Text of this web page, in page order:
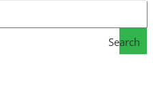
Search